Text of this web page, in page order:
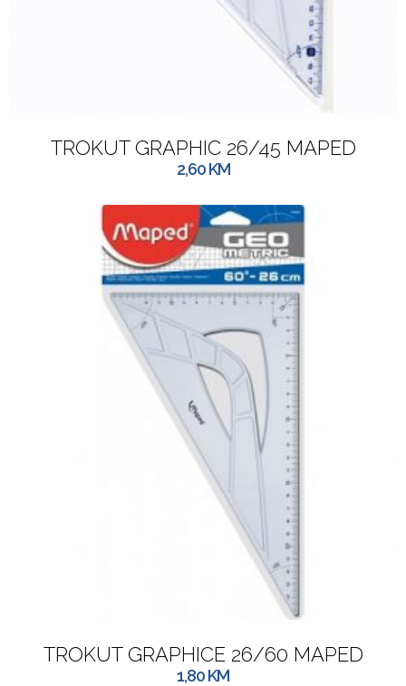
TROKUT GRAPHIC 26/45 MAPED
2,60KM
TROKUT GRAPHICE 26/60 MAPED
1,80KM